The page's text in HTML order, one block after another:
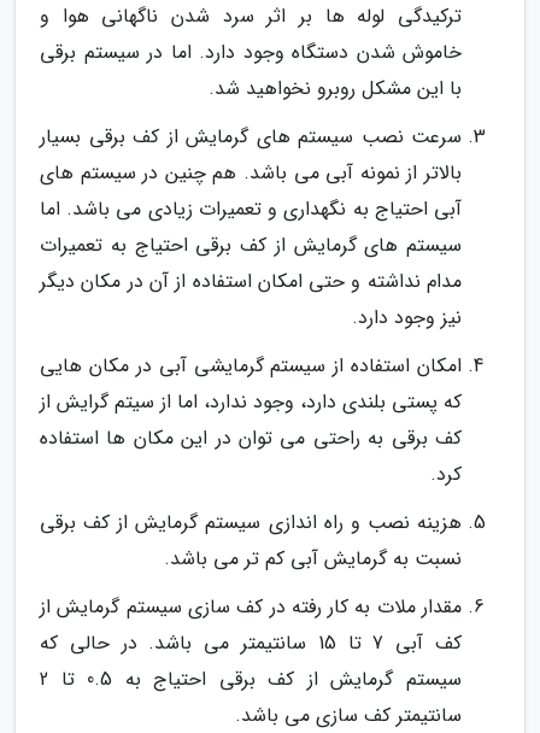
ترکیدگی لوله ها بر اثر سرد شدن ناگهانی هوا و
خاموش شدن دستگاه وجود دارد. اما در سیستم برقی
با این مشکل روبرو نخواهید شد.
سرعت نصب سیستم های گرمایش از کف برقی بسیار
بالاتر از نمونه آبی می باشد. هم چنین در سیستم های
آبی احتیاج به نگهداری و تعمیرات زیادی می باشد. اما
سیستم های گرمایش از کف برقی احتیاج به تعمیرات
مدام نداشته و حتی امکان استفاده از آن در مکان دیگر
نیز وجود دارد.
امکان استفاده از سیستم گرمایشی آبی در مکان هایی
که پستی بلندی دارد، وجود ندارد، اما از سیتم گرایش از
کف برقی به راحتی می توان در این مکان ها استفاده
کرد.
هزینه نصب و راه اندازی سیستم گرمایش از کف برقی
نسبت به گرمایش آبی کم تر می باشد.
مقدار ملات به کار رفته در کف سازی سیستم گرمایش از
کف آبی 7 تا 15 سانتیمتر می باشد. در حالی که
سیستم گرمایش از کف برقی احتیاج به 0.5 تا 2
سانتیمتر کف سازی می باشد.